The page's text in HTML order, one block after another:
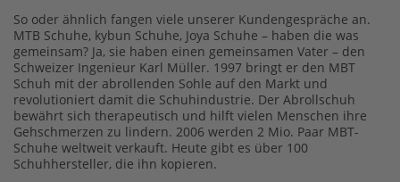
So oder ähnlich fangen viele unserer Kundengespräche an.
MTB Schuhe, kybun Schuhe, Joya Schuhe – haben die was
gemeinsam? Ja, sie haben einen gemeinsamen Vater – den
Schweizer Ingenieur Karl Müller. 1997 bringt er den MBT
Schuh mit der abrollenden Sohle auf den Markt und
revolutioniert damit die Schuhindustrie. Der Abrollschuh
bewährt sich therapeutisch und hilft vielen Menschen ihre
Gehschmerzen zu lindern. 2006 werden 2 Mio. Paar MBT-
Schuhe weltweit verkauft. Heute gibt es über 100
Schuhhersteller, die ihn kopieren.